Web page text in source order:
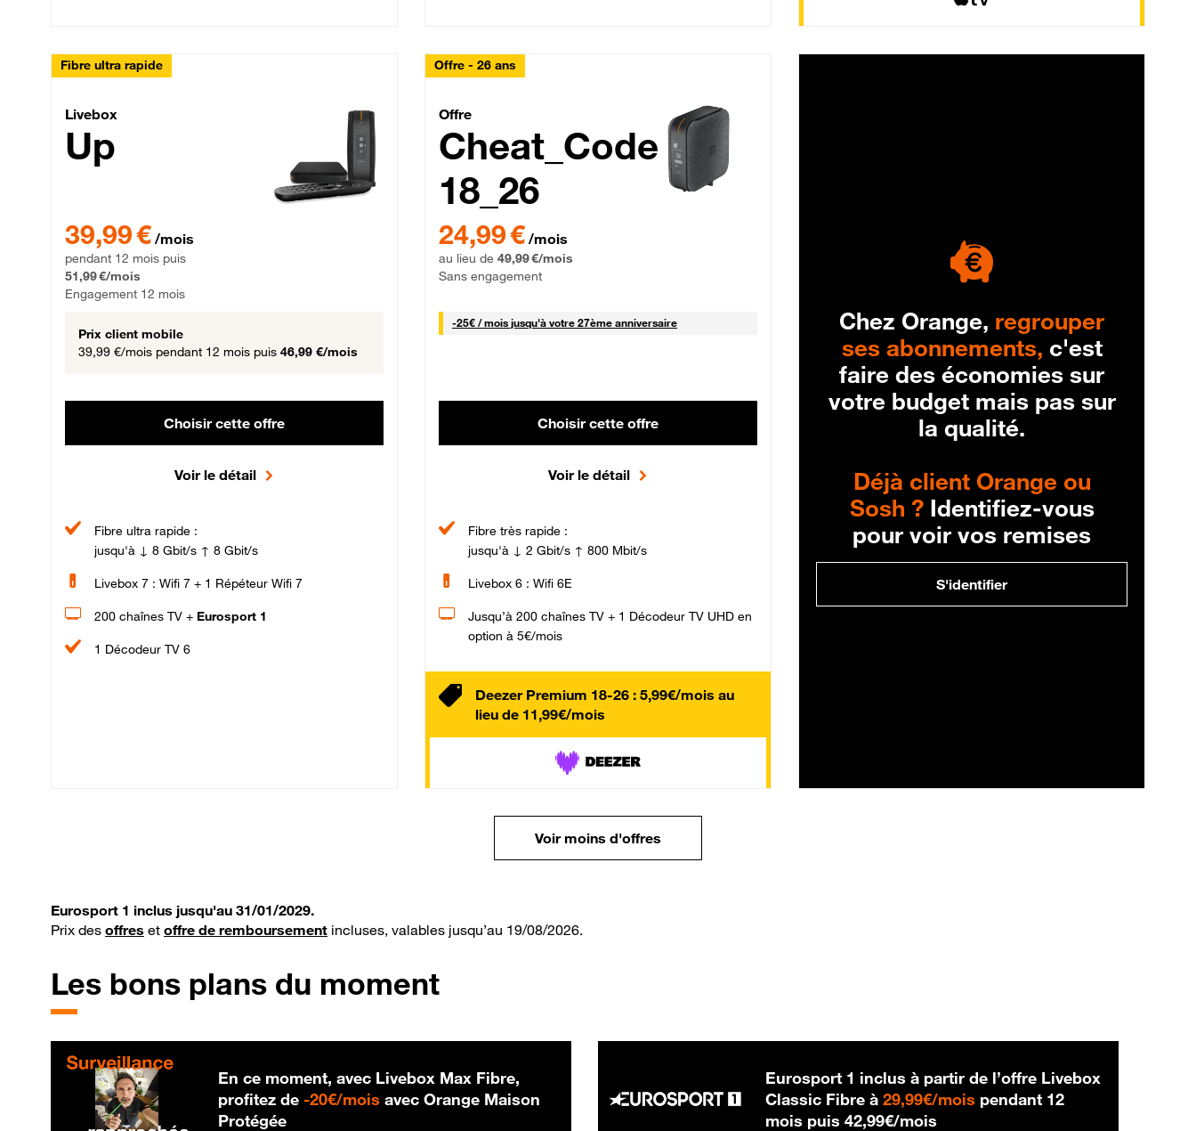
Fibre ultra rapide
Livebox Up Fibre
Livebox
Up
39,99 € /mois
pendant 12 mois puis
51,99 €/mois
Engagement 12 mois
Prix client mobile
39,99 €/mois pendant 12 mois puis 46,99 €/mois
Choisir cette offre
Voir le détail
Fibre ultra rapide :
jusqu'à ↓ 8 Gbit/s ↑ 8 Gbit/s
Livebox 7 : Wifi 7 + 1 Répéteur Wifi 7
200 chaînes TV + Eurosport 1
1 Décodeur TV 6
Offre - 26 ans
Cheat_Code Fibre_18_26
Offre
Cheat_Code
18_26
24,99 € /mois
au lieu de 49,99 €/mois
Sans engagement
-25€ / mois25 € par mois
jusqu'à votre 27ème anniversaire
Choisir cette offre
Voir le détail
Fibre très rapide :
jusqu'à ↓ 2 Gbit/s ↑ 800 Mbit/s
Livebox 6 : Wifi 6E
Jusqu’à 200 chaînes TV + 1 Décodeur TV UHD en
option à 5€/mois
Deezer Premium 18-26 : 5,99€/mois au
lieu de 11,99€/mois
Chez Orange, regrouper
ses abonnements, c'est
faire des économies sur
votre budget mais pas sur
la qualité.
Déjà client Orange ou
Sosh ?Identifiez-vous
pour voir vos remises
S'identifier
Voir moins d'offres
Eurosport 1 inclus jusqu'au 31/01/2029.
Prix des offres et offre de remboursement incluses, valables jusqu’au 19/08/2026.
Les bons plans du moment
En ce moment, avec Livebox Max Fibre,
profitez de -20€/mois 20 € par mois
avec Orange Maison
Protégée
Eurosport 1 inclus à partir de l’offre Livebox
Classic Fibre à29,99€/mois 29,99 € par mois
pendant 12
mois puis42,99€/mois